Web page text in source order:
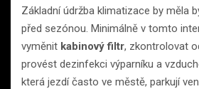
Základní údržba klimatizace by měla
před sezónou. Minimálně v tomto
vyměnit kabinový filtr, zkontrolovat
provést dezinfekci výparníku a
která jezdí často ve městě, parkují